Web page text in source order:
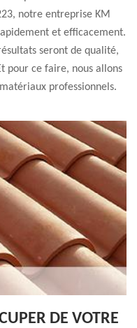
notre entreprise KM
et efficacement.
seront de qualité,
pour ce faire, nous allons
professionnels.
DE VOTRE